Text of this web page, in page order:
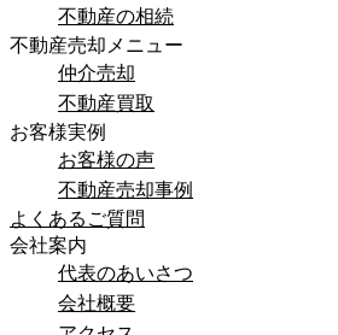
不動産の相続
不動産売却メニュー
仲介売却
不動産買取
お客様実例
お客様の声
不動産売却事例
よくあるご質問
会社案内
代表のあいさつ
会社概要